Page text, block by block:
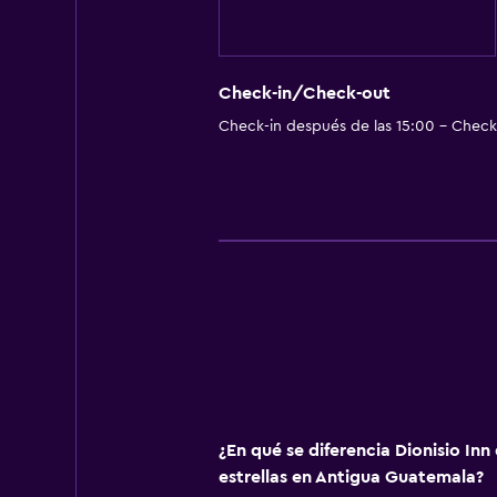
Servicio de traslado (cargo
Comedor
Check-in/Check-out
Check-in después de las 15:00 -
¿En qué se diferencia Dionisio
estrellas en Antigua Guatemala?